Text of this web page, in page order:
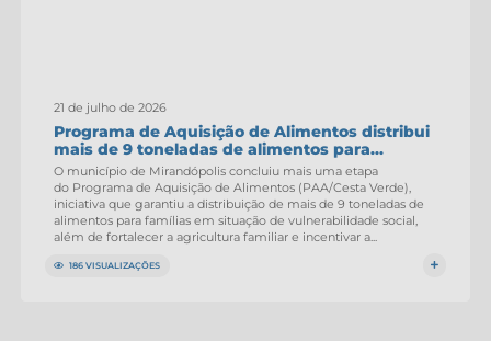
21 de julho de 2026
Programa de Aquisição de Alimentos distribui
mais de 9 toneladas de alimentos para...
O município de Mirandópolis concluiu mais uma etapa
do Programa de Aquisição de Alimentos (PAA/Cesta Verde),
iniciativa que garantiu a distribuição de mais de 9 toneladas de
alimentos para famílias em situação de vulnerabilidade social,
além de fortalecer a agricultura familiar e incentivar a...
186 VISUALIZAÇÕES